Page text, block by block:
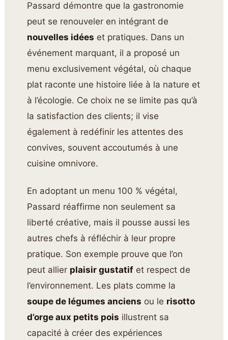
Passard démontre que la gastronomie
peut se renouveler en intégrant de
nouvelles idées et pratiques. Dans un
événement marquant, il a proposé un
menu exclusivement végétal, où chaque
plat raconte une histoire liée à la nature et
à l’écologie. Ce choix ne se limite pas qu’à
la satisfaction des clients; il vise
également à redéfinir les attentes des
convives, souvent accoutumés à une
cuisine omnivore.
En adoptant un menu 100 % végétal,
Passard réaffirme non seulement sa
liberté créative, mais il pousse aussi les
autres chefs à réfléchir à leur propre
pratique. Son exemple prouve que l’on
peut allier plaisir gustatif et respect de
l’environnement. Les plats comme la
soupe de légumes anciens ou le risotto
d’orge aux petits pois illustrent sa
capacité à créer des expériences